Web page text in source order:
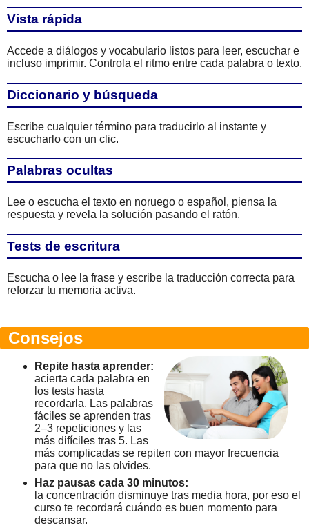
Vista rápida
Accede a diálogos y vocabulario listos para leer, escuchar e
incluso imprimir. Controla el ritmo entre cada palabra o texto.
Diccionario y búsqueda
Escribe cualquier término para traducirlo al instante y
escucharlo con un clic.
Palabras ocultas
Lee o escucha el texto en noruego o español, piensa la
respuesta y revela la solución pasando el ratón.
Tests de escritura
Escucha o lee la frase y escribe la traducción correcta para
reforzar tu memoria activa.
Consejos
Repite hasta aprender:
acierta cada palabra en
los tests hasta
recordarla. Las palabras
fáciles se aprenden tras
2–3 repeticiones y las
más difíciles tras 5. Las
más complicadas se repiten con mayor frecuencia
para que no las olvides.
Haz pausas cada 30 minutos:
la concentración disminuye tras media hora, por eso el
curso te recordará cuándo es buen momento para
descansar.